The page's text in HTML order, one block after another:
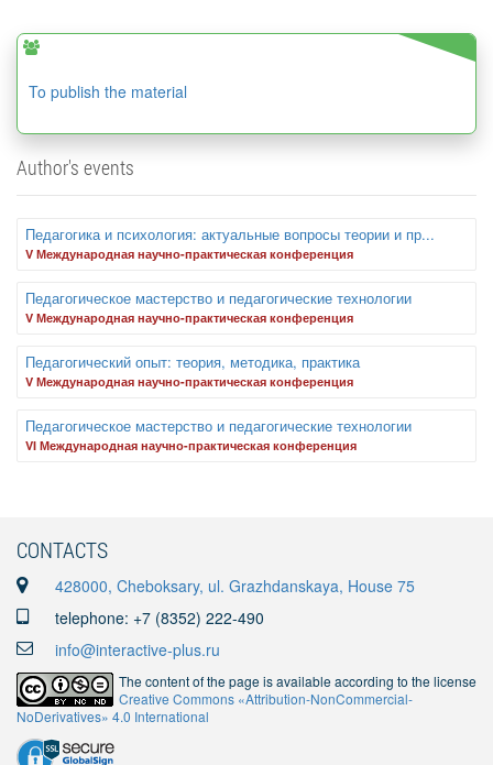
To publish the material
Author's events
Педагогика и психология: актуальные вопросы теории и пр...
V Международная научно-практическая конференция
Педагогическое мастерство и педагогические технологии
V Международная научно-практическая конференция
Педагогический опыт: теория, методика, практика
V Международная научно-практическая конференция
Педагогическое мастерство и педагогические технологии
VI Международная научно-практическая конференция
CONTACTS
428000, Cheboksary, ul. Grazhdanskaya, House 75
telephone: +7 (8352) 222-490
info@interactive-plus.ru
The content of the page is available according to the license
Creative Commons «Attribution-NonCommercial-
NoDerivatives» 4.0 International